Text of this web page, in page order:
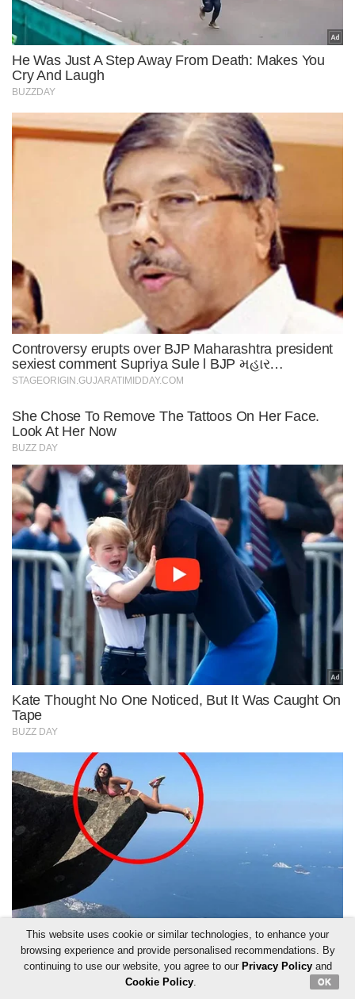
This website uses cookie or similar technologies, to enhance your
browsing experience and provide personalised recommendations. By
continuing to use our website, you agree to our Privacy Policyand
Cookie Policy. OK